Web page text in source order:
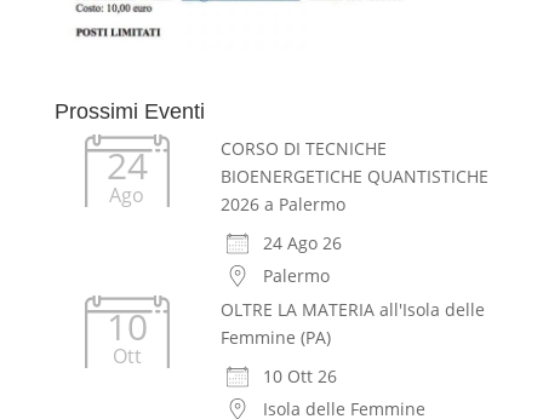
Prossimi Eventi
24
Ago
CORSO DI TECNICHE
BIOENERGETICHE QUANTISTICHE
2026 a Palermo
24 Ago 26
Palermo
10
Ott
OLTRE LA MATERIA all'Isola delle
Femmine (PA)
10 Ott 26
Isola delle Femmine